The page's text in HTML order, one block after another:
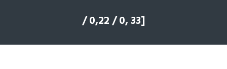
/ 0,22 / 0, 33]